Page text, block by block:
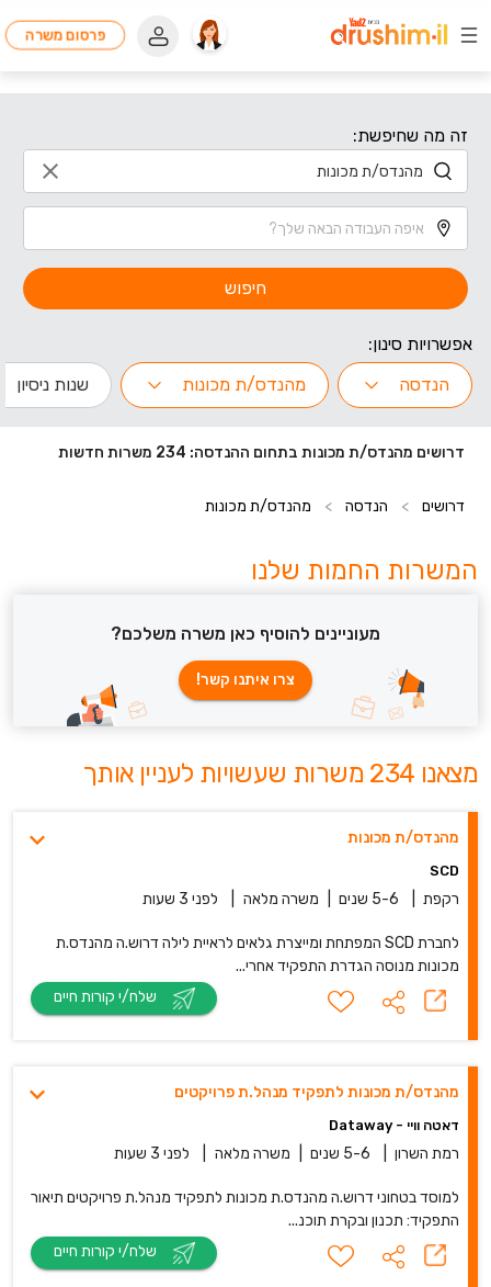
פרסום משרה
זה מה שחיפשת:
חיפוש
אפשרויות סינון:
הנדסה
מהנדס/ת מכונות שנות ניסיון
דרושים מהנדס/ת מכונות בתחום ההנדסה: 234 משרות חדשות
דרושים > הנדסה > מהנדס/ת מכונות
המשרות החמות שלנו
מעוניינים להוסיף כאן משרה משלכם?
צרו איתנו קשר!
מצאנו 234 משרות שעשויות לעניין אותך
מהנדס/ת מכונות
SCD
רקפת 5-6 שנים משרה מלאה לפני 3 שעות
לחברת SCD המפתחת ומייצרת גלאים לראיית לילה דרוש.ה מהנדס.ת
מכונות מנוסה הגדרת התפקיד אחרי...
מהנדס/ת מכונות לתפקיד מנהל.ת פרויקטים
דאטה וויי - Dataway
רמת השרון 5-6 שנים משרה מלאה לפני 3 שעות
למוסד בטחוני דרוש.ה מהנדס.ת מכונות לתפקיד מנהל.ת פרויקטים תיאור
התפקיד: תכנון ובקרת תוכנ...